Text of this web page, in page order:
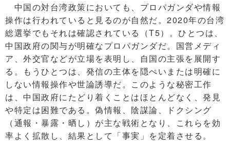
中国の対台湾政策においても、プロパガンダや情報
操作は行われていると見るのが自然だ。2020年の台湾
総選挙でもそれは確認されている（T5）。ひとつは、
中国政府の関与が明確なプロパガンダだ。国営メディ
ア、外交官などが立場を表明し、自国の主張を展開す
る。もうひとつは、発信の主体を隠ぺいまたは明確に
しない情報操作や世論誘導だ。このような秘密工作
は、中国政府にたどり着くことはほとんどなく、発見
や特定は困難である。偽情報、陰謀論、ドクシング
（通報・暴露・晒し）が主な戦術となり、これらを効
率よく拡散し、結果として「事実」を定着させる。